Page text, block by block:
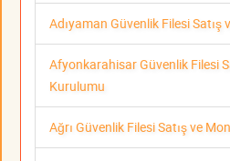
Adıyaman Güvenlik Filesi Satış
Afyonkarahisar Güvenlik Filesi
Kurulumu
Ağrı Güvenlik Filesi Satış ve